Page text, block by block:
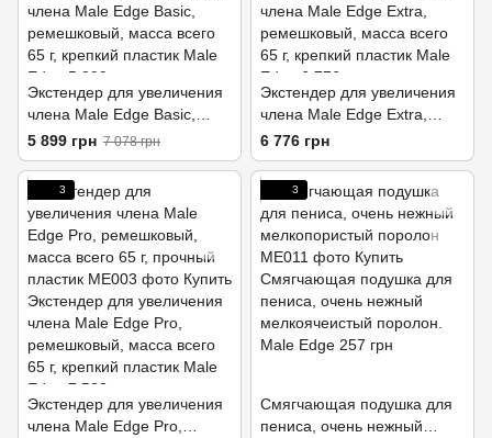
Экстендер для увеличения
члена Male Edge Basic,
ремешковый, масса всего
65 г, прочный пластик
5 899 грн 7 078 грн
Экстендер для увеличения
члена Male Edge Extra,
ремешковый, масса всего
65 г, прочный пластик
6 776 грн
3
Экстендер для увеличения
члена Male Edge Pro,
3
Смягчающая подушка для
пениса, очень нежный